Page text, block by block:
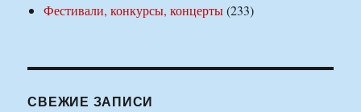
Фестивали, конкурсы, концерты(233)
СВЕЖИЕ ЗАПИСИ